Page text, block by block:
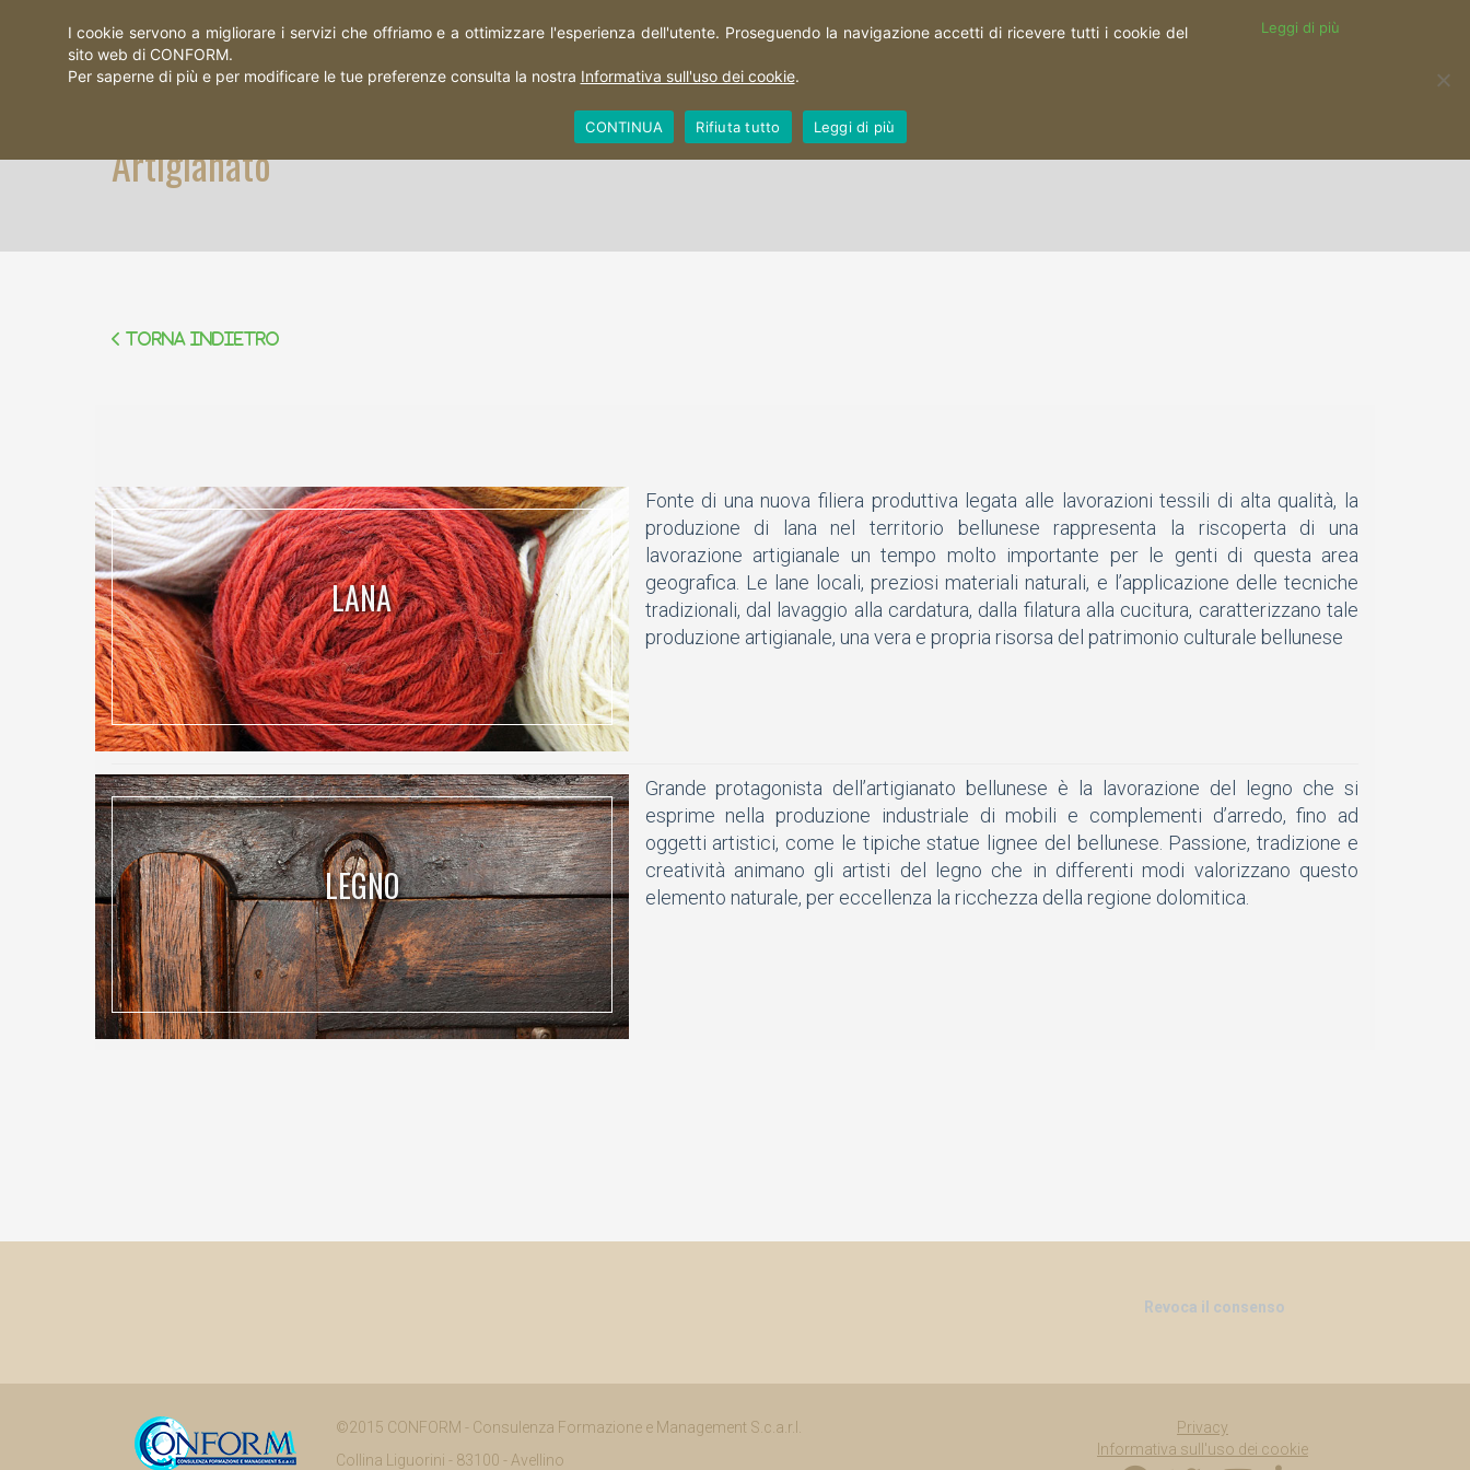
HOME PERCORSI CITTÀ TERRITORIO SOCIAL WALL FORMAZIONE
Artigianato
Torna indietro
LANA
Fonte di una nuova filiera produttiva legata alle lavorazioni tessili di alta qualità, la
produzione di lana nel territorio bellunese rappresenta la riscoperta di una
lavorazione artigianale un tempo molto importante per le genti di questa area
geografica. Le lane locali, preziosi materiali naturali, e l’applicazione delle tecniche
tradizionali, dal lavaggio alla cardatura, dalla filatura alla cucitura, caratterizzano tale
produzione artigianale, una vera e propria risorsa del patrimonio culturale bellunese
LEGNO
Grande protagonista dell’artigianato bellunese è la lavorazione del legno che si
esprime nella produzione industriale di mobili e complementi d’arredo, fino ad
oggetti artistici, come le tipiche statue lignee del bellunese. Passione, tradizione e
creatività animano gli artisti del legno che in differenti modi valorizzano questo
elemento naturale, per eccellenza la ricchezza della regione dolomitica.
Revoca il consenso
©2015 CONFORM - Consulenza Formazione e Management S.c.a.r.l.
Collina Liguorini - 83100 - Avellino
Privacy
Informativa sull'uso dei cookie
I cookie servono a migliorare i servizi che offriamo e a ottimizzare l'esperienza dell'utente. Proseguendo la navigazione accetti di ricevere tutti i cookie del
sito web di CONFORM.
Per saperne di più e per modificare le tue preferenze consulta la nostra Informativa sull'uso dei cookie.
Leggi di più
CONTINUA Rifiuta tutto Leggi di più